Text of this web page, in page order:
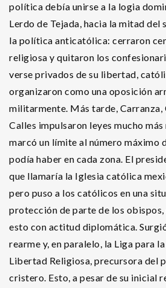
política debía unirse a la logia
Lerdo de Tejada, hacia la mitad del
la política anticatólica: cerraron
religiosa y quitaron los
verse privados de su libertad,
organizaron como una oposición
militarmente. Más tarde, Carranza,
Calles impulsaron leyes mucho
marcó un límite al número máximo
podía haber en cada zona. El
que llamaría la Iglesia católica
pero puso a los católicos en una
protección de parte de los
esto con actitud diplomática.
rearme y, en paralelo, la Liga para
Libertad Religiosa, precursora del
cristero. Esto, a pesar de su inicial